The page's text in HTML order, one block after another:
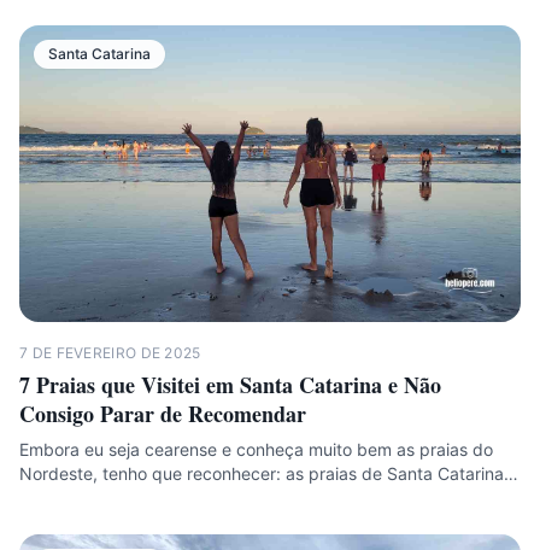
Santa Catarina
7 DE FEVEREIRO DE 2025
7 Praias que Visitei em Santa Catarina e Não
Consigo Parar de Recomendar
Embora eu seja cearense e conheça muito bem as praias do
Nordeste, tenho que reconhecer: as praias de Santa Catarina…